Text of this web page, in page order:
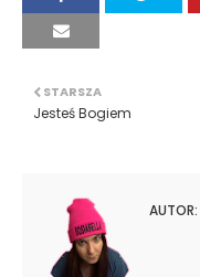
STARSZA
Jesteś Bogiem
AUTOR: